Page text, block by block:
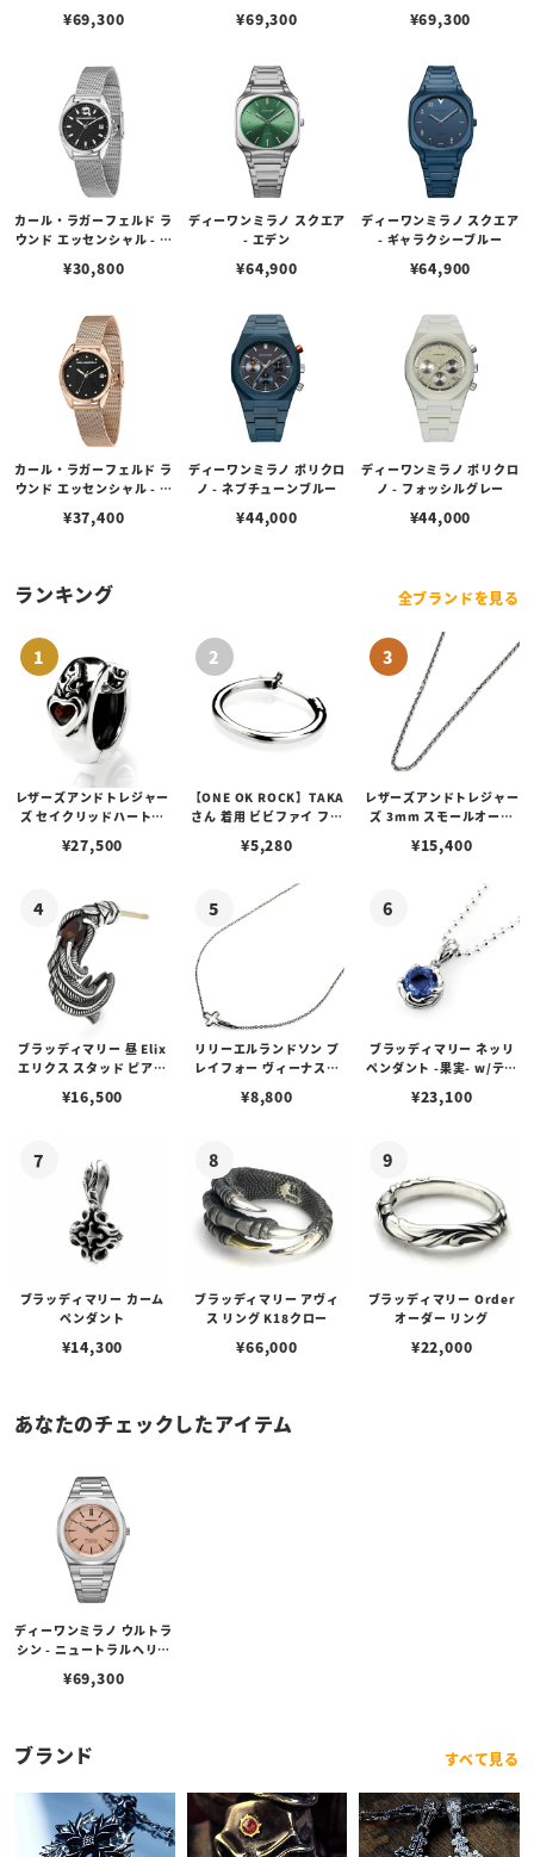
¥69,300 ¥69,300 ¥69,300
カール・ラガーフェルド ラ
ウンド エッセンシャル - ブ
シルバー メッシュ
¥30,800
ディーワンミラノ スクエア
- エデン
¥64,900
ディーワンミラノ スクエア
- ギャラクシーブルー
¥64,900
カール・ラガーフェルド ラ
ウンド エッセンシャル - ブ
ャー ダイヤル ローズゴー
¥37,400
ディーワンミラノ ポリクロ
ノ - ネプチューンブルー
¥44,000
ディーワンミラノ ポリクロ
ノ - フォッシルグレー
¥44,000
ランキング 全ブランドを見る
レザーズアンドトレジャー
ズ セイクリッドハートピ
¥27,500
【ONE OK ROCK】TAKA
さん 着用 ビビファイ フー
¥5,280
レザーズアンドトレジャー
ズ 3mm スモールオーバ
ブスタークラスプ＆LTロ
¥15,400
ブラッディマリー 昼 Elix
エリクス スタッド ピアス
¥16,500
リリーエルランドソン プ
レイフォー ヴィーナスチ
¥8,800
ブラッディマリー ネッリ
ペンダント -果実- w/ティ
¥23,100
ブラッディマリー カーム
ペンダント
¥14,300
ブラッディマリー アヴィ
ス リング K18クロー
¥66,000
ブラッディマリー Order
オーダー リング
¥22,000
あなたのチェックしたアイテム
ディーワンミラノ ウルトラ
シン - ニュートラルヘリテ
¥69,300
ブランド すべて見る